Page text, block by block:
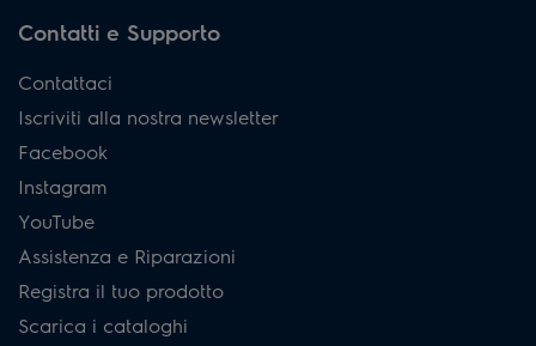
Contatti e Supporto
Contattaci
Iscriviti alla nostra newsletter
Facebook
Instagram
YouTube
Assistenza e Riparazioni
Registra il tuo prodotto
Scarica i cataloghi